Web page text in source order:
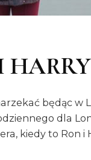
będąc w
dla
kiedy to Ron